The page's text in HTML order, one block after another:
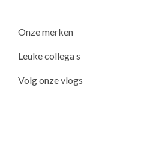
Onze merken
Leuke collega s
Volg onze vlogs